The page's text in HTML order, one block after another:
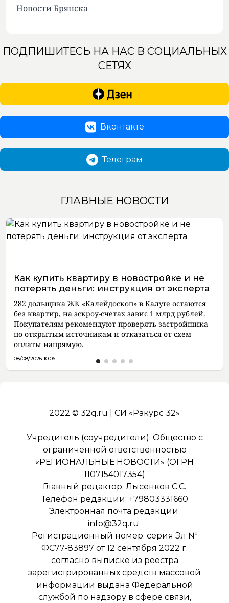
Новости Брянска
ПОДПИШИТЕСЬ НА НАС В СОЦИАЛЬНЫХ
СЕТЯХ
Вконтакте
Телеграм
ГЛАВНЫЕ НОВОСТИ
Как купить квартиру в новостройке и не
потерять деньги: инструкция от эксперта
282 дольщика ЖК «Калейдоскоп» в Калуге остаются
без квартир, на эскроу-счетах завис 1 млрд рублей.
Покупателям рекомендуют проверять застройщика
по открытым источникам и отказаться от схем
оплаты напрямую.
08/08/2026 10:06
2022 © 32q.ru | СИ «Ракурс 32»
Учредитель (соучредители): Общество с
ограниченной ответственностью
«РЕГИОНАЛЬНЫЕ НОВОСТИ» (ОГРН
1107154017354)
Главный редактор: Лысенков С.С.
Телефон редакции: +79803331660
Электронная почта редакции:
info@32q.ru
Регистрационный номер: серия Эл №
ФС77-83897 от 12 сентября 2022 г.
согласно выписке из реестра
зарегистрированных средств массовой
информации выдана Федеральной
службой по надзору в сфере связи,